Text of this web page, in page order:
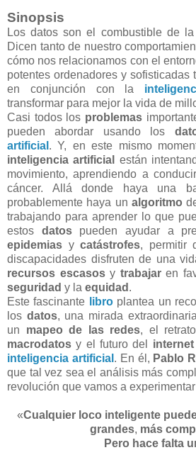
Sinopsis
Los datos son el combustible de la
Dicen tanto de nuestro
cómo nos relacionamos con el
potentes ordenadores y sofisticadas
en conjunción con la
transformar para mejor la vida de
Casi todos los problemas
pueden abordar usando los
artificial . Y, en este mismo
inteligencia artificial
están
movimiento, aprendiendo a
cáncer. Allá donde haya una
probablemente haya un algoritmo
trabajando para aprender lo que
estos datospueden ayudar a
epidemias ycatástrofes, permitir
discapacidades disfruten de una
recursos escasosy trabajaren
seguridad y la equidad .
Este fascinante
libroplantea un
los datos, una mirada
un mapeo de las redes, el
macrodatos y el futuro del
inteligencia artificial . En él, Pablo
que tal vez sea el análisis más
revolución que vamos a
«Cualquier loco inteligente
grandes, más
Pero hace falta